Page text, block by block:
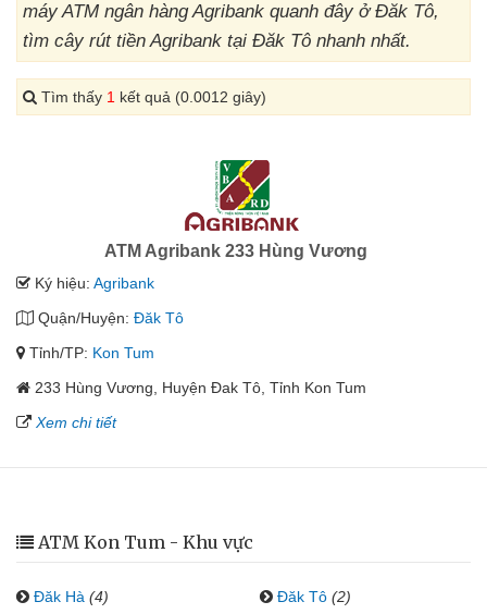
máy ATM ngân hàng Agribank quanh đây ở Đăk Tô,
tìm cây rút tiền Agribank tại Đăk Tô nhanh nhất.
Tìm thấy 1 kết quả (0.0012 giây)
ATM Agribank 233 Hùng Vương
Ký hiệu: Agribank
Quận/Huyện: Đăk Tô
Tỉnh/TP: Kon Tum
233 Hùng Vương, Huyện Đak Tô, Tỉnh Kon Tum
Xem chi tiết
ATM Kon Tum - Khu vực
Đăk Hà (4) Đăk Tô (2)